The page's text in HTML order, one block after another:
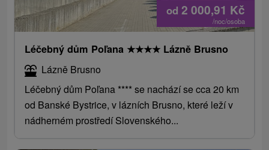
od 2 000,91 Kč
/noc/osoba
Léčebný dům Poľana ★★★★ Lázně Brusno
Lázně Brusno
Léčebný dům Poľana **** se nachází se cca 20 km
od Banské Bystrice, v lázních Brusno, které leží v
nádherném prostředí Slovenského...